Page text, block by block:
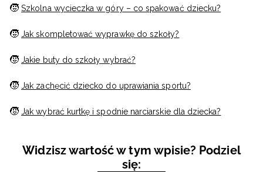
🧒Szkolna wycieczka w góry – co spakować dziecku?
🧒Jak skompletować wyprawkę do szkoły?
🧒Jakie buty do szkoły wybrać?
🧒Jak zachęcić dziecko do uprawiania sportu?
🧒Jak wybrać kurtkę i spodnie narciarskie dla dziecka?
Widzisz wartość w tym wpisie? Podziel
się: